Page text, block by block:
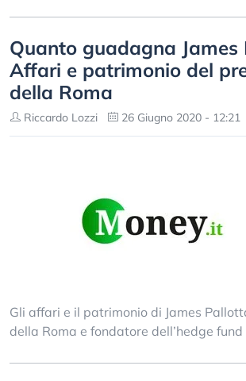
Quanto guadagna James
Affari e patrimonio del
della Roma
Riccardo Lozzi 26 Giugno 2020 - 12:21
Gli affari e il patrimonio di James
della Roma e fondatore dell’hedge